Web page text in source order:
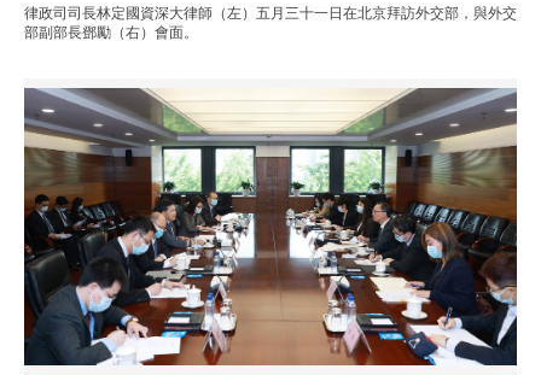
律政司司長林定國資深大律師（左）五月三十一日在北京拜訪外交部，與外交
部副部長鄧勵（右）會面。